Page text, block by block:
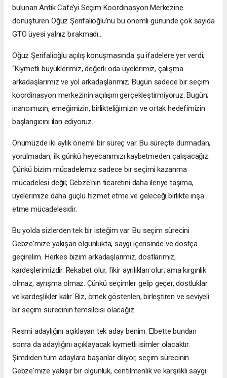
bulunan Antik Cafe’yi Seçim Koordinasyon Merkezine
dönüştüren Oğuz Şerifalioğlu’nu bu önemli gününde çok sayıda
GTO üyesi yalnız bırakmadı..
Oğuz Şerifalioğlu açılış konuşmasında şu ifadelere yer verdi;
“Kıymetli büyüklerimiz, değerli oda üyelerimiz, çalışma
arkadaşlarımız ve yol arkadaşlarımız; Bugün sadece bir seçim
koordinasyon merkezinin açılışını gerçekleştirmiyoruz. Bugün;
inancımızın, emeğimizin, birlikteliğimizin ve ortak hedefimizin
başlangıcını ilan ediyoruz.
Önümüzde iki aylık önemli bir süreç var. Bu süreçte durmadan,
yorulmadan, ilk günkü heyecanımızı kaybetmeden çalışacağız.
Çünkü bizim mücadelemiz sadece bir seçimi kazanma
mücadelesi değil; Gebze'nin ticaretini daha ileriye taşıma,
üyelerimize daha güçlü hizmet etme ve geleceği birlikte inşa
etme mücadelesidir.
Bu yolda sizlerden tek bir isteğim var. Bu seçim sürecini
Gebze'mize yakışan olgunlukta, saygı içerisinde ve dostça
geçirelim. Herkes bizim arkadaşlarımız, dostlarımız,
kardeşlerimizdir. Rekabet olur, fikir ayrılıkları olur; ama kırgınlık
olmaz, ayrışma olmaz. Çünkü seçimler gelip geçer, dostluklar
ve kardeşlikler kalır. Biz, örnek gösterilen, birleştiren ve seviyeli
bir seçim sürecinin temsilcisi olacağız.
Resmi adaylığını açıklayan tek aday benim. Elbette bundan
sonra da adaylığını açıklayacak kıymetli isimler olacaktır.
Şimdiden tüm adaylara başarılar diliyor, seçim sürecinin
Gebze'mize yakışır bir olgunluk, centilmenlik ve karşılıklı saygı